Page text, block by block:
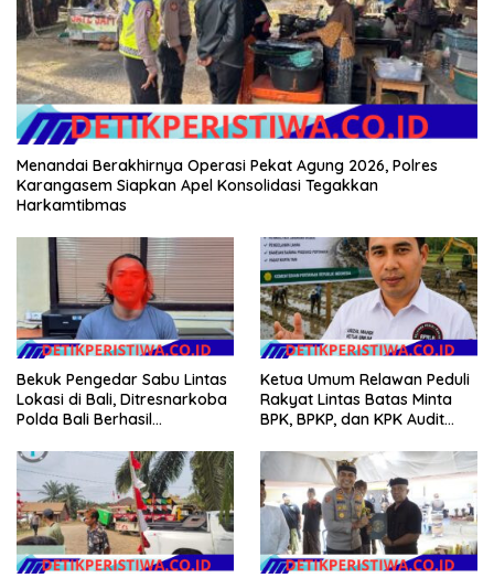
Menandai Berakhirnya Operasi Pekat Agung 2026, Polres
Karangasem Siapkan Apel Konsolidasi Tegakkan
Harkamtibmas
Bekuk Pengedar Sabu Lintas
Lokasi di Bali, Ditresnarkoba
Polda Bali Berhasil
Seberat 123 Gram Lebih
Ketua Umum Relawan Peduli
Rakyat Lintas Batas Minta
BPK, BPKP, dan KPK Audit
Kementan Pascabanjir di
Aceh